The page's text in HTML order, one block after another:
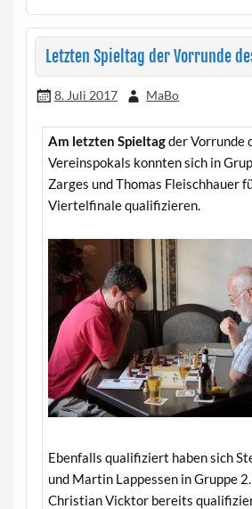
Letzten Spieltag der Vorrunde
8. Juli 2017 MaBo
Am letzten Spieltagder Vorrunde
Vereinspokals konnten sich in
Zarges und Thomas Fleischhauer
Viertelfinale qualifizieren.
Ebenfalls qualifiziert haben sich
und Martin Lappessen in Gruppe
Christian Vicktor bereits